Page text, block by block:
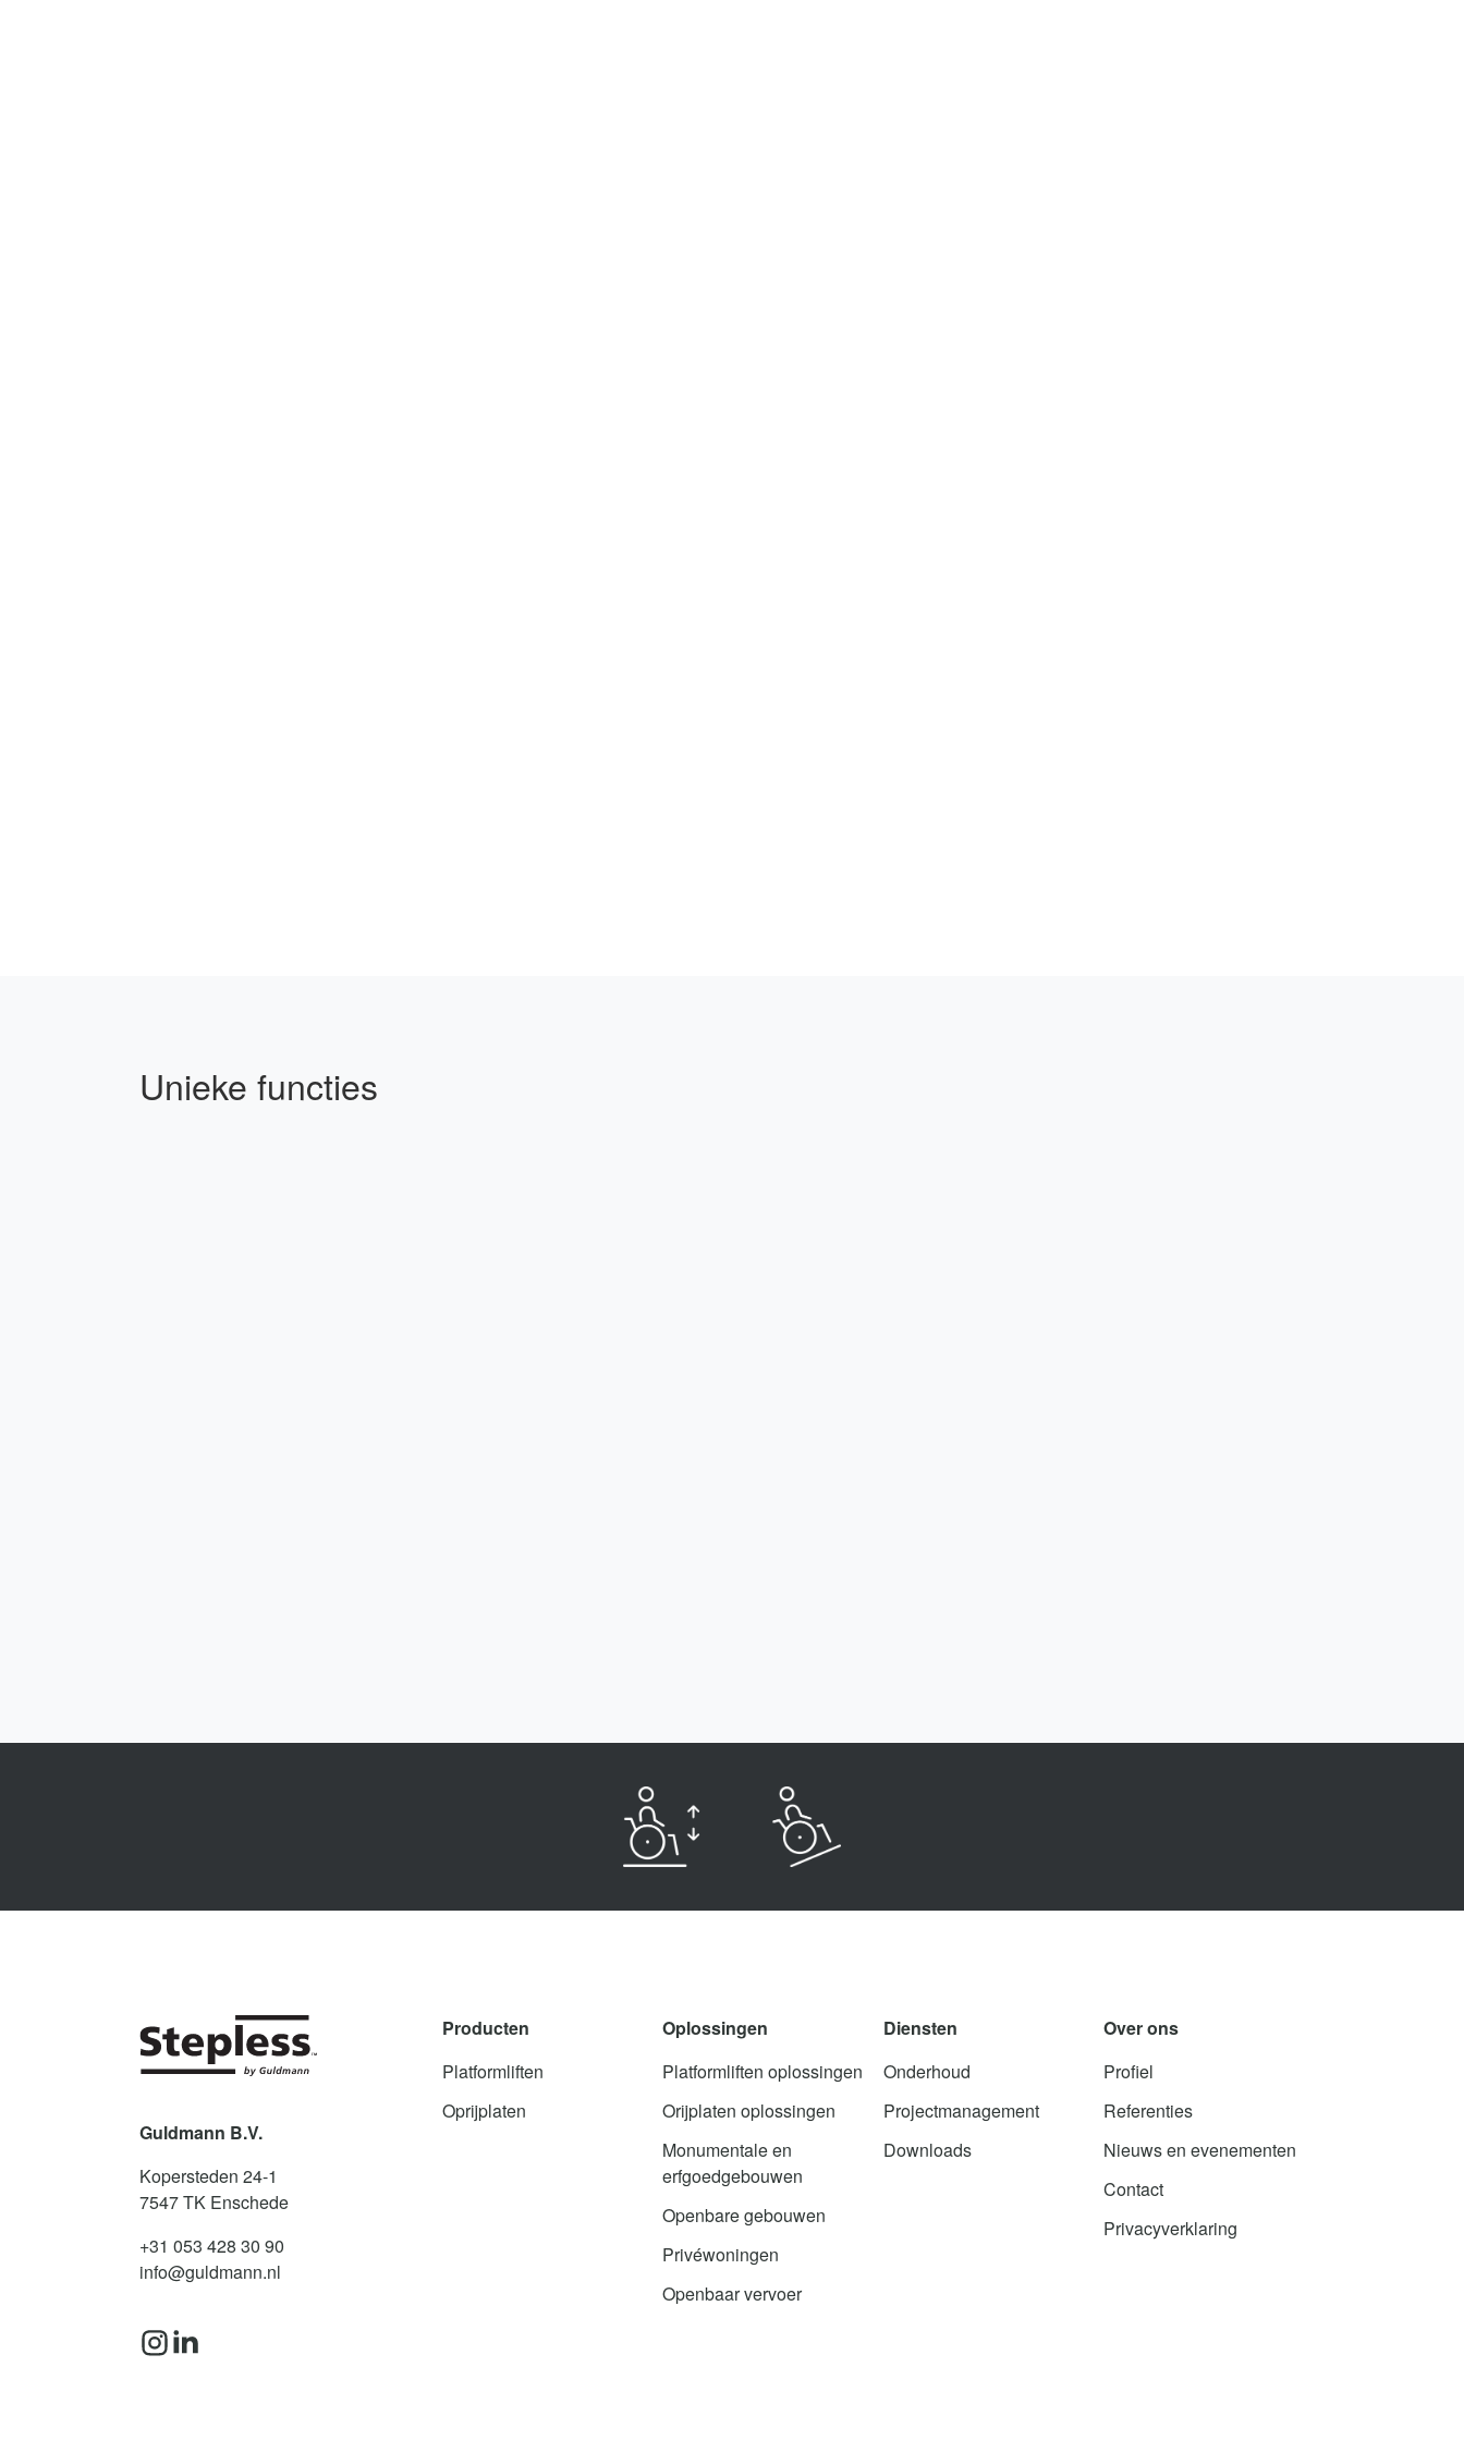
Unieke functies
Guldmann B.V.
Kopersteden 24-1
7547 TK Enschede
+31 053 428 30 90
info@guldmann.nl
Producten
Platformliften
Oprijplaten
Oplossingen
Platformliften oplossingen
Orijplaten oplossingen
Monumentale en
erfgoedgebouwen
Openbare gebouwen
Privéwoningen
Openbaar vervoer
Diensten
Onderhoud
Projectmanagement
Downloads
Over ons
Profiel
Referenties
Nieuws en evenementen
Contact
Privacyverklaring